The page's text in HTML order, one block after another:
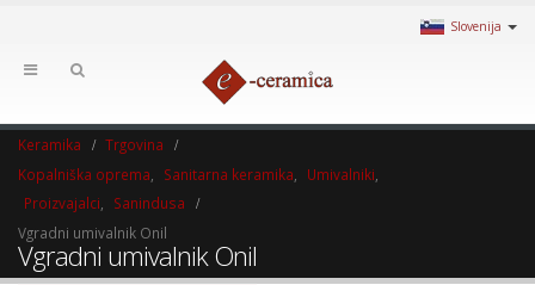
Slovenija
Keramika
Trgovina
Kopalniška oprema
Sanitarna keramika Umivalniki
Proizvajalci
Sanindusa
Vgradni umivalnik Onil
Vgradni umivalnik Onil